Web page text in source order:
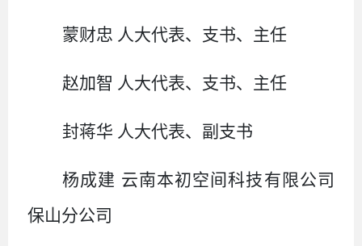
蒙财忠 人大代表、支书、主任
赵加智 人大代表、支书、主任
封蒋华 人大代表、副支书
杨成建 云南本初空间科技有限公司
保山分公司